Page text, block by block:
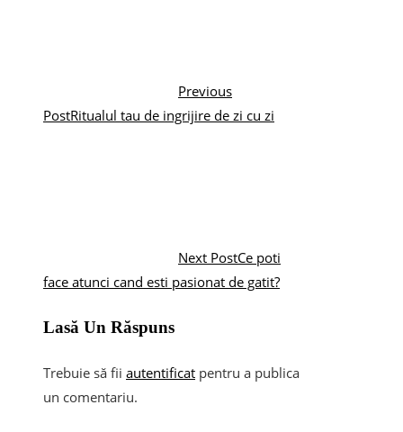
Previous
PostRitualul tau de ingrijire de zi cu zi
Next PostCe poti
face atunci cand esti pasionat de gatit?
Lasă Un Răspuns
Trebuie să fii autentificat pentru a publica
un comentariu.